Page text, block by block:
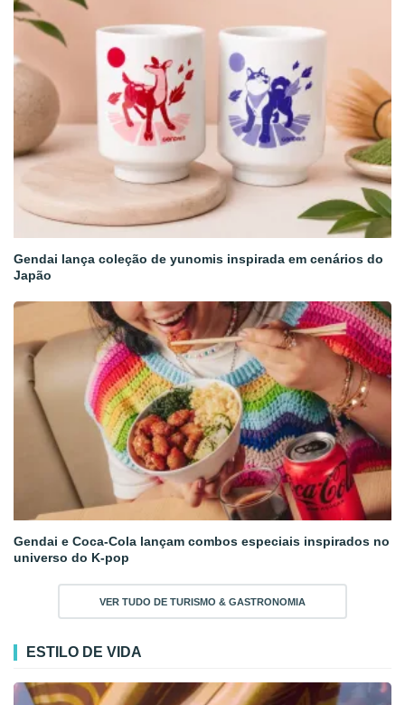
Gendai lança coleção de yunomis inspirada em cenários do
Japão
Gendai e Coca-Cola lançam combos especiais inspirados no
universo do K-pop
VER TUDO DE TURISMO & GASTRONOMIA
ESTILO DE VIDA